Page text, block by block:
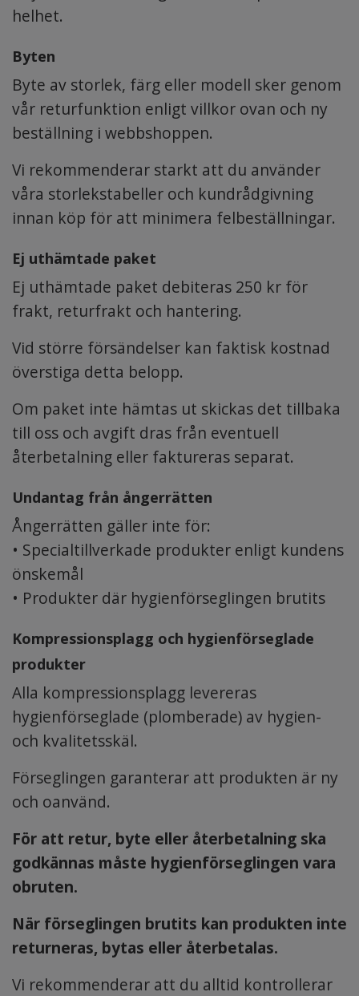
helhet.
Byten
Byte av storlek, färg eller modell sker genom
vår returfunktion enligt villkor ovan och ny
beställning i webbshoppen.
Vi rekommenderar starkt att du använder
våra storlekstabeller och kundrådgivning
innan köp för att minimera felbeställningar.
Ej uthämtade paket
Ej uthämtade paket debiteras 250 kr för
frakt, returfrakt och hantering.
Vid större försändelser kan faktisk kostnad
överstiga detta belopp.
Om paket inte hämtas ut skickas det tillbaka
till oss och avgift dras från eventuell
återbetalning eller faktureras separat.
Undantag från ångerrätten
Ångerrätten gäller inte för:
• Specialtillverkade produkter enligt kundens
önskemål
• Produkter där hygienförseglingen brutits
Kompressionsplagg och hygienförseglade
produkter
Alla kompressionsplagg levereras
hygienförseglade (plomberade) av hygien-
och kvalitetsskäl.
Förseglingen garanterar att produkten är ny
och oanvänd.
För att retur, byte eller återbetalning ska
godkännas måste hygienförseglingen vara
obruten.
När förseglingen brutits kan produkten inte
returneras, bytas eller återbetalas.
Vi rekommenderar att du alltid kontrollerar